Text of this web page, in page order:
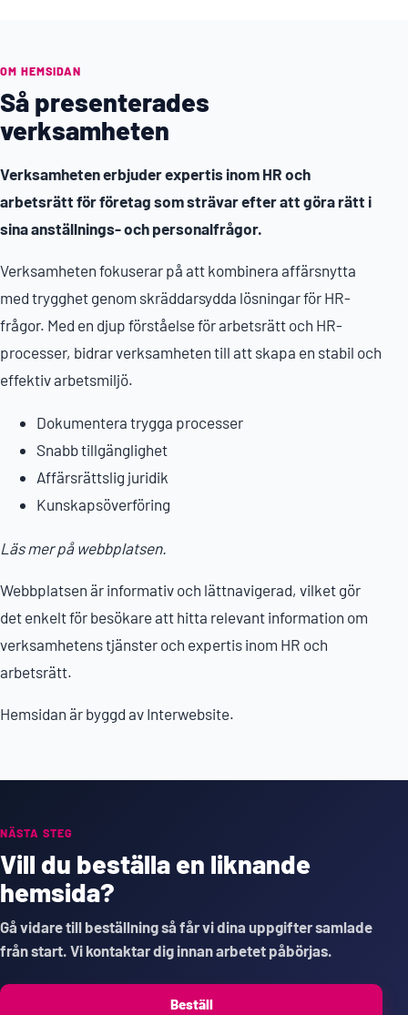
OM HEMSIDAN
Så presenterades
verksamheten
Verksamheten erbjuder expertis inom HR och
arbetsrätt för företag som strävar efter att göra rätt i
sina anställnings- och personalfrågor.
Verksamheten fokuserar på att kombinera affärsnytta
med trygghet genom skräddarsydda lösningar för HR-
frågor. Med en djup förståelse för arbetsrätt och HR-
processer, bidrar verksamheten till att skapa en stabil och
effektiv arbetsmiljö.
Dokumentera trygga processer
Snabb tillgänglighet
Affärsrättslig juridik
Kunskapsöverföring
Läs mer på webbplatsen.
Webbplatsen är informativ och lättnavigerad, vilket gör
det enkelt för besökare att hitta relevant information om
verksamhetens tjänster och expertis inom HR och
arbetsrätt.
Hemsidan är byggd av Interwebsite.
NÄSTA STEG
Vill du beställa en liknande
hemsida?
Gå vidare till beställning så får vi dina uppgifter samlade
från start. Vi kontaktar dig innan arbetet påbörjas.
Beställ